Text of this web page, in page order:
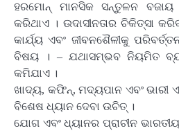
ହରମୋନ୍ ମାନସିକ ସନ୍ତୁଳନ ବଜାୟ
କରିଥାଏ । ଉଦାସୀନତାର ଚିକିତ୍ସା
କାର୍ଯ୍ୟ ଏବଂ ଜୀବନଶୈଳୀକୁ
ବିଷୟ । – ଯଥାସମ୍ଭବ ନିୟମିତ
କମିଯାଏ ।
ଖାଦ୍ୟ, କଫିନ୍‌, ମଦ୍ୟପାନ ଏବଂ ଭାରୀ
ବିଶେଷ ଧ୍ୟାନ ଦେବା ଉଚିତ୍ ।
ଯୋଗ ଏବଂ ଧ୍ୟାନର ପ୍ରାଚୀନ